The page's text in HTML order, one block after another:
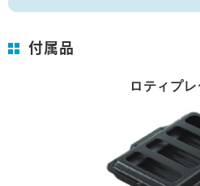
付属品
ロティプ